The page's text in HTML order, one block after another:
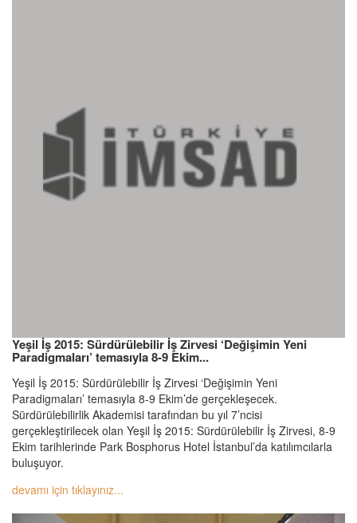
Yeşil İş 2015: Sürdürülebilir İş Zirvesi ‘Değişimin Yeni
Paradigmaları’ temasıyla 8-9 Ekim...
Yeşil İş 2015: Sürdürülebilir İş Zirvesi ‘Değişimin Yeni
Paradigmaları’ temasıyla 8-9 Ekim’de gerçekleşecek.
Sürdürülebilirlik Akademisi tarafından bu yıl 7’ncisi
gerçekleştirilecek olan Yeşil İş 2015: Sürdürülebilir İş Zirvesi, 8-9
Ekim tarihlerinde Park Bosphorus Hotel İstanbul’da katılımcılarla
buluşuyor.
devamı için tıklayınız...